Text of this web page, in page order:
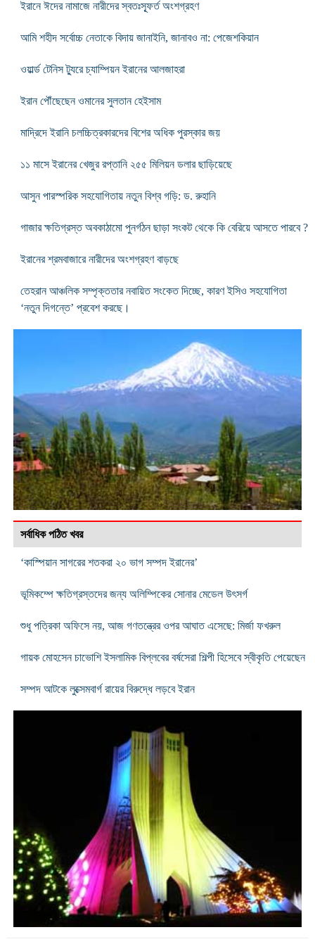
ইরানে ঈদের নামাজে নারীদের স্বতঃস্ফূর্ত অংশগ্রহণ
আমি শহীদ সর্বোচ্চ নেতাকে বিদায় জানাইনি, জানাবও না: পেজেশকিয়ান
ওয়ার্ল্ড টেনিস ট্যুরে চ্যাম্পিয়ন ইরানের আলজাহরা
ইরান পৌঁছেছেন ওমানের সুলতান হেইসাম
মাদ্রিদে ইরানি চলচ্চিত্রকারদের বিশের অধিক পুরস্কার জয়
১১ মাসে ইরানের খেজুর রপ্তানি ২৫৫ মিলিয়ন ডলার ছাড়িয়েছে
আসুন পারস্পরিক সহযোগিতায় নতুন বিশ্ব গড়ি: ড. রুহানি
গাজার ক্ষতিগ্রস্ত অবকাঠামো পুনর্গঠন ছাড়া সংকট থেকে কি বেরিয়ে আসতে পারবে ?
ইরানের শ্রমবাজারে নারীদের অংশগ্রহণ বাড়ছে
তেহরান আঞ্চলিক সম্পৃক্ততার নবায়িত সংকেত দিচ্ছে, কারণ ইসিও সহযোগিতা
‘নতুন দিগন্তে’ প্রবেশ করছে।
সর্বাধিক পঠিত খবর
‘কাস্পিয়ান সাগরের শতকরা ২০ ভাগ সম্পদ ইরানের’
ভূমিকম্পে ক্ষতিগ্রস্তদের জন্য অলিম্পিকের সোনার মেডেল উৎসর্গ
শুধু পত্রিকা অফিসে নয়, আজ গণতন্ত্রের ওপর আঘাত এসেছে: মির্জা ফখরুল
গায়ক মোহসেন চাভোশি ইসলামিক বিপ্লবের বর্ষসেরা শিল্পী হিসেবে স্বীকৃতি পেয়েছেন
সম্পদ আটকে লুক্সেমবার্গ রায়ের বিরুদ্ধে লড়বে ইরান